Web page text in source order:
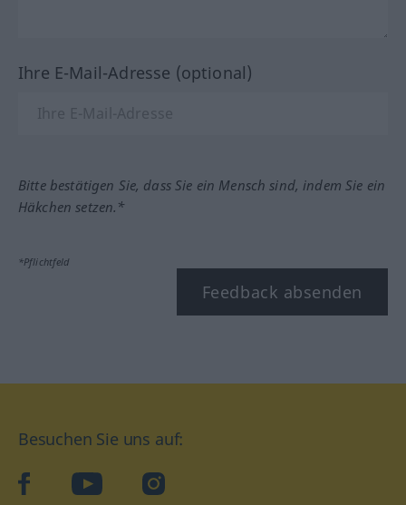
Ihre E-Mail-Adresse (optional)
Bitte bestätigen Sie, dass Sie ein Mensch sind, indem Sie ein
Häkchen setzen.*
*Pflichtfeld
Feedback absenden
Besuchen Sie uns auf:
facebookYouTube Instagram